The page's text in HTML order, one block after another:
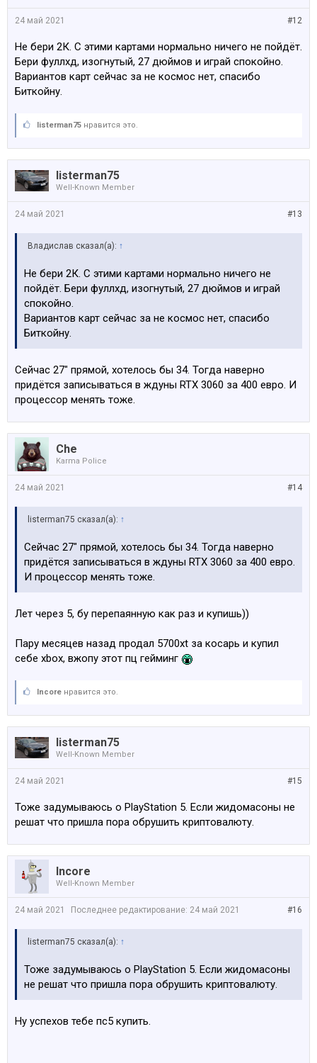
#12
24 май 2021
Не бери 2К. С этими картами нормально ничего не пойдёт.
Бери фуллхд, изогнутый, 27 дюймов и играй спокойно.
Вариантов карт сейчас за не космос нет, спасибо
Биткойну.
listerman75 нравится это.
listerman75
Well-Known Member
#13
24 май 2021
Владислав сказал(а): ↑
Не бери 2К. С этими картами нормально ничего не
пойдёт. Бери фуллхд, изогнутый, 27 дюймов и играй
спокойно.
Вариантов карт сейчас за не космос нет, спасибо
Биткойну.
Сейчас 27" прямой, хотелось бы 34. Тогда наверно
придётся записываться в ждуны RTX 3060 за 400 евро. И
процессор менять тоже.
Che
Karma Police
#14
24 май 2021
listerman75 сказал(а): ↑
Сейчас 27" прямой, хотелось бы 34. Тогда наверно
придётся записываться в ждуны RTX 3060 за 400 евро.
И процессор менять тоже.
Лет через 5, бу перепаянную как раз и купишь))
Пару месяцев назад продал 5700xt за косарь и купил
себе xbox, вжопу этот пц гейминг
Incore нравится это.
listerman75
Well-Known Member
#15
24 май 2021
Тоже задумываюсь о PlayStation 5. Если жидомасоны не
решат что пришла пора обрушить криптовалюту.
Incore
Well-Known Member
#16
24 май 2021 Последнее редактирование: 24 май 2021
listerman75 сказал(а): ↑
Тоже задумываюсь о PlayStation 5. Если жидомасоны
не решат что пришла пора обрушить криптовалюту.
Ну успехов тебе пс5 купить.